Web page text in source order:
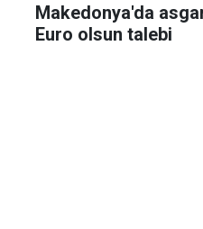
Makedonya'da
Euro olsun talebi